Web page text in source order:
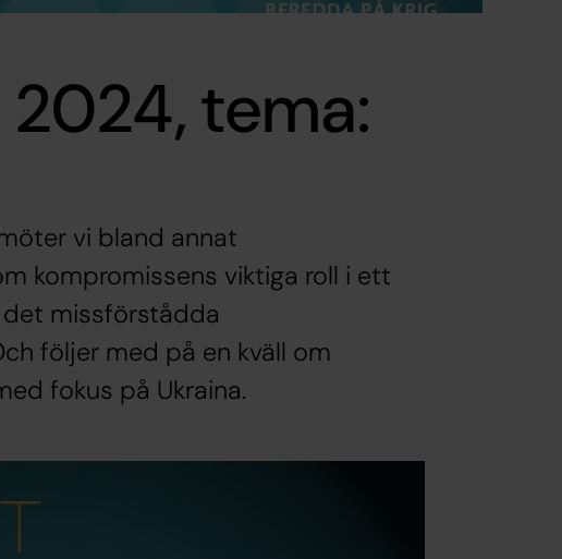
2024, tema:
vi bland annat
kompromissens viktiga roll i ett
missförstådda
följer med på en kväll om
fokus på Ukraina.